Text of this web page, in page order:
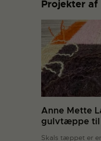
Projekter af
Anne Mette
gulvtæppe til
Skals tæppet er